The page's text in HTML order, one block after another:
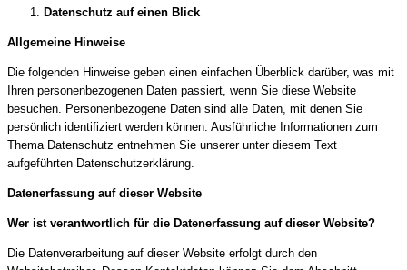
Datenschutz auf einen Blick
Allgemeine Hinweise
Die folgenden Hinweise geben einen einfachen Überblick darüber, was mit
Ihren personenbezogenen Daten passiert, wenn Sie diese Website
besuchen. Personenbezogene Daten sind alle Daten, mit denen Sie
persönlich identifiziert werden können. Ausführliche Informationen zum
Thema Datenschutz entnehmen Sie unserer unter diesem Text
aufgeführten Datenschutzerklärung.
Datenerfassung auf dieser Website
Wer ist verantwortlich für die Datenerfassung auf dieser Website?
Die Datenverarbeitung auf dieser Website erfolgt durch den